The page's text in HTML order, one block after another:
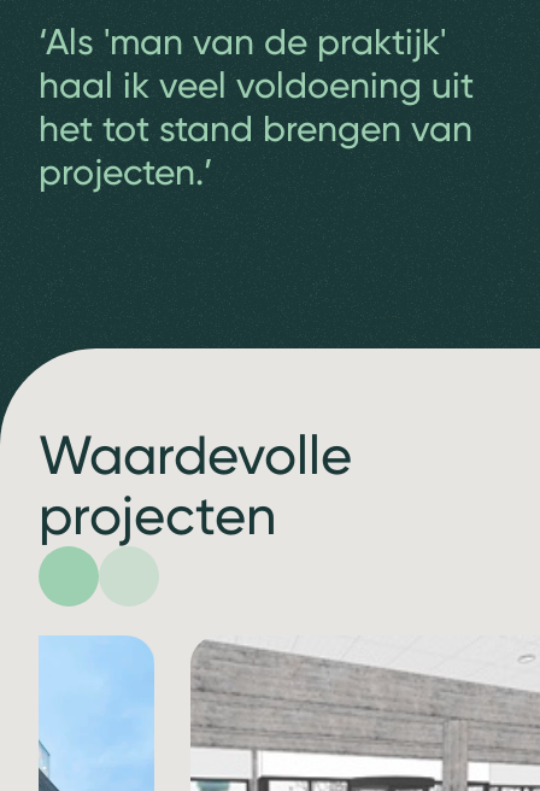
‘Als 'man van de praktijk'
haal ik veel voldoening uit
het tot stand brengen van
projecten.’
Waardevolle
projecten